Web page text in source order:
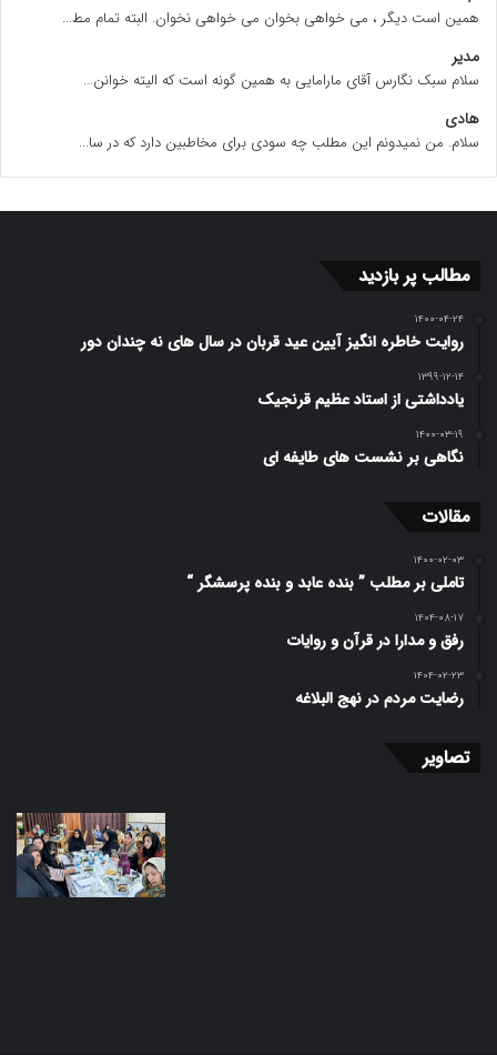
همین است دیگر ، می خواهی بخوان می خواهی نخوان. البته تمام مط...
مدیر
سلام سبک نگارس آقای مارامایی به همین گونه است که الیته خوانن...
هادی
سلام. من نمیدونم این مطلب چه سودی برای مخاطبین دارد که در سا...
مطالب پر بازدید
۱۴۰۰-۰۴-۲۴
روایت خاطره انگیز آیین عید قربان در سال های نه چندان دور
۱۳۹۹-۱۲-۱۴
یادداشتی از استاد عظیم قرنجیک
۱۴۰۰-۰۳-۱۹
نگاهی بر نشست های طایفه ای
مقالات
۱۴۰۰-۰۲-۰۳
تاملی بر مطلب ” بنده عابد و بنده پرسشگر “
۱۴۰۴-۰۸-۱۷
رفق و مدارا در قرآن و روایات
۱۴۰۴-۰۲-۲۳
رضایت مردم در نهج البلاغه
تصاویر